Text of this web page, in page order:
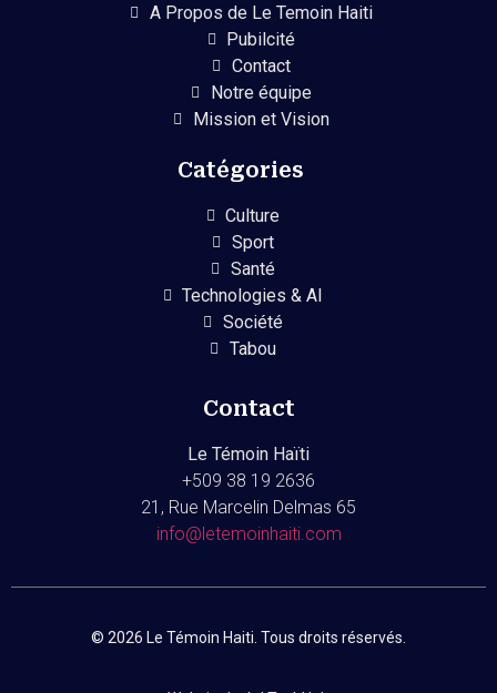
A Propos de Le Temoin Haiti
Pubilcité
Contact
Notre équipe
Mission et Vision
Catégories
Culture
Sport
Santé
Technologies & AI
Société
Tabou
Contact
Le Témoin Haïti
+509 38 19 2636
21, Rue Marcelin Delmas 65
info@letemoinhaiti.com
© 2026 Le Témoin Haiti. Tous droits réservés.